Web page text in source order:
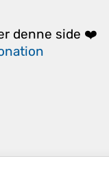
denne side ❤️